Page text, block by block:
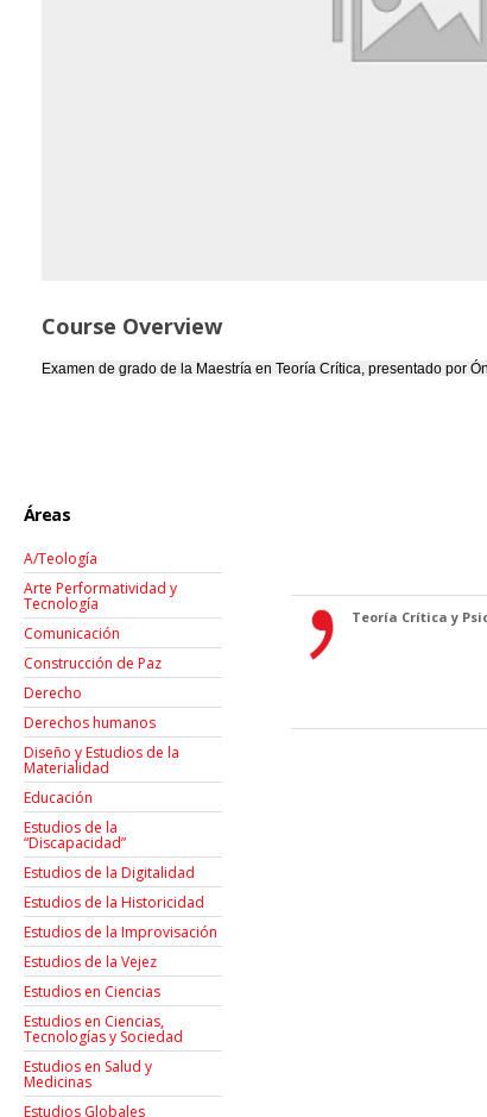
Course Overview
Examen de grado de la Maestría en Teoría Crítica, presentado por
Áreas
A/Teología
Arte Performatividad y
Tecnología
Comunicación
Construcción de Paz
Derecho
Derechos humanos
Diseño y Estudios de la
Materialidad
Educación
Estudios de la
“Discapacidad”
Estudios de la Digitalidad
Estudios de la Historicidad
Estudios de la Improvisación
Estudios de la Vejez
Estudios en Ciencias
Estudios en Ciencias,
Tecnologías y Sociedad
Estudios en Salud y
Medicinas
Estudios Globales
Teoría Crítica y